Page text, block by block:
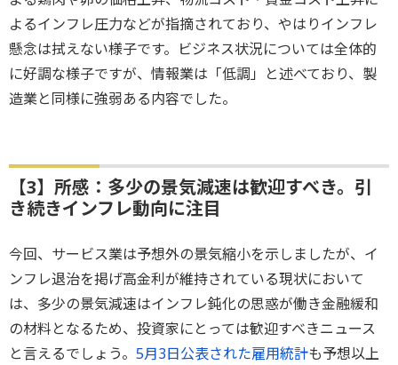
よるインフレ圧力などが指摘されており、やはりインフレ
懸念は拭えない様子です。ビジネス状況については全体的
に好調な様子ですが、情報業は「低調」と述べており、製
造業と同様に強弱ある内容でした。
【3】所感：多少の景気減速は歓迎すべき。引
き続きインフレ動向に注目
今回、サービス業は予想外の景気縮小を示しましたが、イ
ンフレ退治を掲げ高金利が維持されている現状において
は、多少の景気減速はインフレ鈍化の思惑が働き金融緩和
の材料となるため、投資家にとっては歓迎すべきニュース
と言えるでしょう。 5月3日公表された雇用統計も予想以上